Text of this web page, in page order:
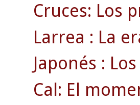
Cruces: Los
Larrea : La
Japonés :
Cal: El